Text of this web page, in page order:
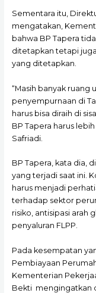
Sementara itu,
mengatakan,
bahwa BP Tapera
ditetapkan tetapi
yang ditetapkan.
“Masih banyak ruang
penyempurnaan di
harus bisa diraih di
BP Tapera harus
Safriadi.
BP Tapera, kata dia,
yang terjadi saat ini.
harus menjadi
terhadap sektor
risiko, antisipasi arah
penyaluran FLPP.
Pada kesempatan
Pembiayaan
Kementerian
Bekti mengingatkan